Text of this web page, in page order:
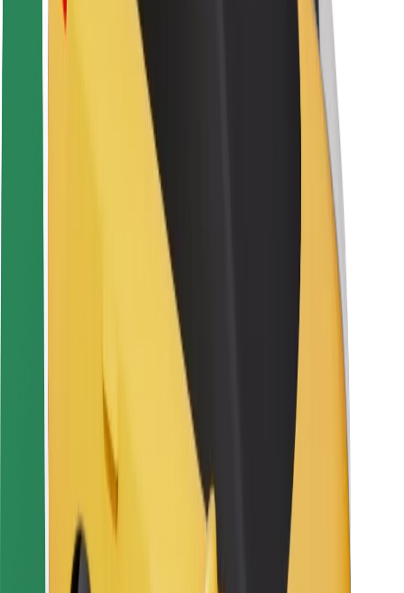
Seguridad para usuarios
Seguridad para conductores
Seguridad para patinetes
Laboratorio de seguridad
Dónde estamos
Soluciones para las ciudades
Estaciones de carga de Bolt
Para repartidores
Bolt Food
Para propietarios de flota
Bolt para empresas
Otros